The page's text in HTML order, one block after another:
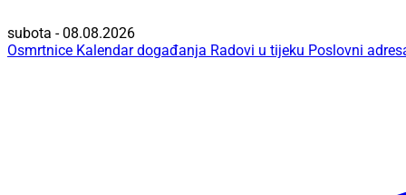
subota - 08.08.2026
Osmrtnice Kalendar događanja Radovi u tijeku Poslovni